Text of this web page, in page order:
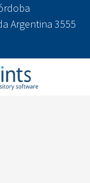
Argentina 3555